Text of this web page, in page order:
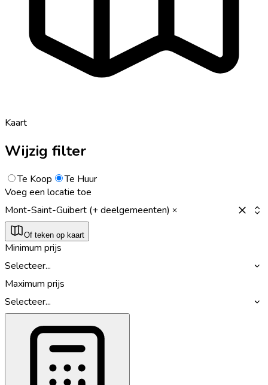
Kaart
Wijzig filter
Te Koop
Te Huur
Voeg een locatie toe
Mont-Saint-Guibert (+ deelgemeenten)
Of teken op kaart
Minimum prijs
Selecteer...
Maximum prijs
Selecteer...